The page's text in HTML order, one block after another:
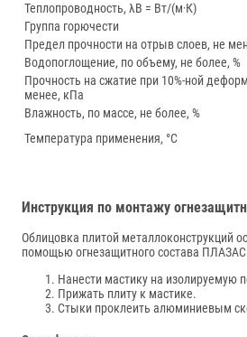
Теплопроводность, λВ = Вт/(м·К)
Группа горючести
Предел прочности на отрыв слоев, не
Водопоглощение, по объему, не более, %
Прочность на сжатие при 10%-ной
менее, кПа
Влажность, по массе, не более, %
Температура применения, °С
Инструкция по монтажу
Облицовка плитой металлоконструкций
помощью огнезащитного состава
Нанести мастику на изолируемую
Прижать плиту к мастике.
Стыки проклеить алюминиевым